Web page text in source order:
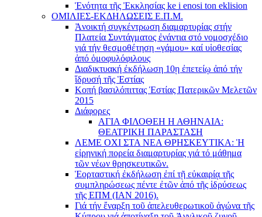
Ἑνότητα τῆς Ἐκκλησίας ke i enosi ton eklision
ΟΜΙΛΙΕΣ-ΕΚΔΗΛΩΣΕΙΣ Ε.Π.Μ.
Ἀνοικτή συγκέντρωση διαμαρτυρίας στήν
Πλατεία Συντάγματος ἐνάντια στό νομοσχέδιο
γιά τήν θεσμοθέτηση «γάμου» καί υἱοθεσίας
ἀπό ὁμοφυλόφιλους
Διαδικτυακή ἐκδήλωση 10ῃ ἐπετείῳ ἀπό τήν
ἵδρυσή τῆς Ἑστίας
Κοπή βασιλόπιττας Ἑστίας Πατερικῶν Μελετῶν
2015
Διάφορες
ΑΓΙΑ ΦΙΛΟΘΕΗ Η ΑΘΗΝΑΙΑ:
ΘΕΑΤΡΙΚΗ ΠΑΡΑΣΤΑΣΗ
ΛΕΜΕ ΟΧΙ ΣΤΑ ΝΕΑ ΘΡΗΣΚΕΥΤΙΚΑ: Ἡ
εἰρηνική πορεία διαμαρτυρίας γιά τό μάθημα
τῶν νέων θρησκευτικῶν.
Ἑορταστική ἐκδήλωση ἐπί τῇ εὐκαιρίᾳ τῆς
συμπληρώσεως πέντε ἐτῶν ἀπό τῆς ἱδρύσεως
τῆς ΕΠΜ (ΙΑΝ 2016).
Γιά τήν ἔναρξη τοῦ ἀπελευθερωτικοῦ ἀγώνα τῆς